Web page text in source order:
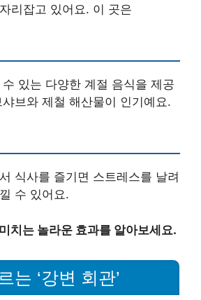
리잡고 있어요. 이 곳은
있는 다양한 계절 음식을 제공
브와 제철 해산물이 인기예요.
식사를 즐기면 스트레스를 날려
수 있어요.
치는 놀라운 효과를 알아보세요.
는 ‘강변 회관’